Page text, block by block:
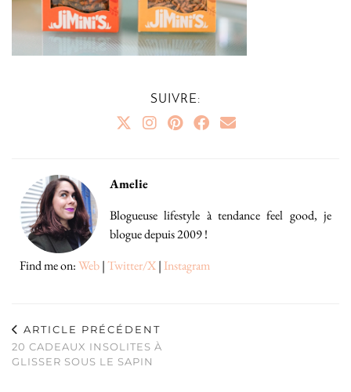
SUIVRE:
Amelie
Blogueuse lifestyle à tendance feel good, je
blogue depuis 2009 !
Find me on:Web|Twitter/X| Instagram
ARTICLE PRÉCÉDENT
20 CADEAUX INSOLITES À
GLISSER SOUS LE SAPIN